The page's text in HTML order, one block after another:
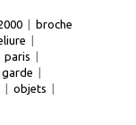
| broche
|
paris |
garde |
| objets |